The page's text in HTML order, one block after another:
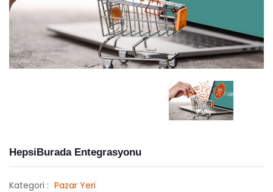
HepsiBurada Entegrasyonu
Kategori : Pazar Yeri